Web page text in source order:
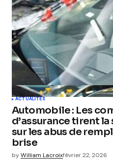
ACTUALITÉS
Automobile : Les
d’assurance tirent
sur les abus de
brise
byWilliam Lacroixfévrier 22, 2026